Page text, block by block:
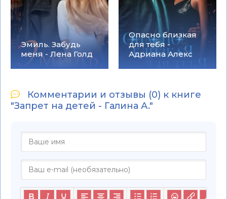
Эмиль. Забудь
меня - Лена Голд
Опасно близкая
для тебя -
Адриана Алекс
Комментарии и отзывы (0) к книге
"Запрет на детей - Галина А."